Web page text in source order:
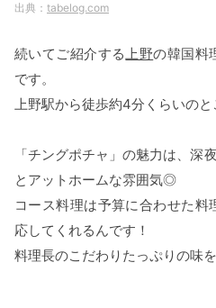
tabelog.com
続いてご紹介する上野の韓国料
です。
上野駅から徒歩約4分くらいのと
「チングポチャ」の魅力は、深
とアットホームな雰囲気◎
コース料理は予算に合わせた
応してくれるんです！
料理長のこだわりたっぷりの味